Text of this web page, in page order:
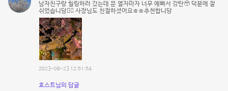
남자친구랑 힐링하러 갔는데 문 열자마자 너무 예뻐서 감탄🥹 덕분에 잘
쉬었습니당👍🏻 사장님도 친절하셨어요ㅎㅎ추천합니당
2023-08-23 12:51:54
호스트님의 답글